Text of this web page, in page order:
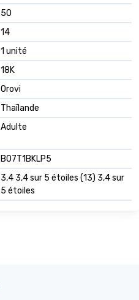
50
14
1 unité
18K
Orovi
Thaïlande
Adulte
B07T1BKLP5
3,4 3,4 sur 5 étoiles (13) 3,4 sur
5 étoiles